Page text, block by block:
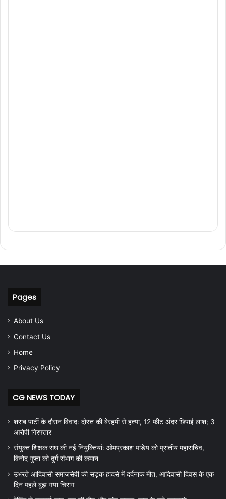
Pages
About Us
Contact Us
Home
Privacy Policy
CG NEWS TODAY
शराब पार्टी के दौरान विवाद: दोस्त की बेरहमी से हत्या, 12 फीट अंदर छिपाई लाश; 3
आरोपी गिरफ्तार
संयुक्त शिक्षक संघ की नई नियुक्तियां: ओमप्रकाश पांडेय को प्रांतीय महासचिव,
विनोद गुप्ता को दुर्ग संभाग की कमान
उभरते आदिवासी समाजसेवी की सड़क हादसे में दर्दनाक मौत, आदिवासी दिवस के एक
दिन पहले बुझ गया चिराग